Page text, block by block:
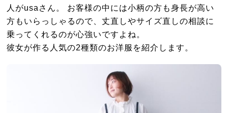
人がusaさん。 お客様の中には小柄の方も身長が高い
方もいらっしゃるので、丈直しやサイズ直しの相談に
乗ってくれるのが心強いですよね。
彼女が作る人気の2種類のお洋服を紹介します。